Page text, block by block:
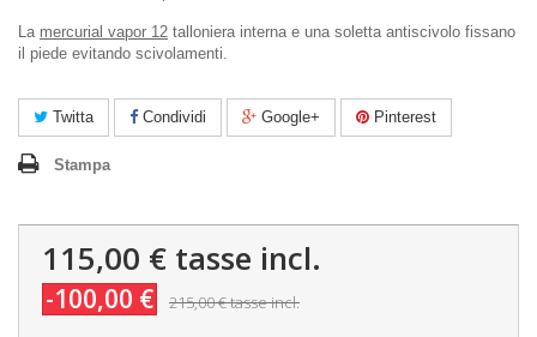
La mercurial vapor 12 talloniera interna e una soletta antiscivolo fissano
il piede evitando scivolamenti.
Twitta Condividi Google+ Pinterest
Stampa
115,00 € tasse incl.
-100,00 € 215,00 €tasse incl.